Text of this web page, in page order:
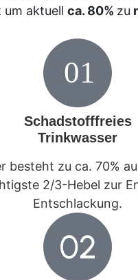
aktuell ca. 80% zu
01
Schadstofffreies
Trinkwasser
besteht zu ca. 70%
2/3-Hebel zur
Entschlackung.